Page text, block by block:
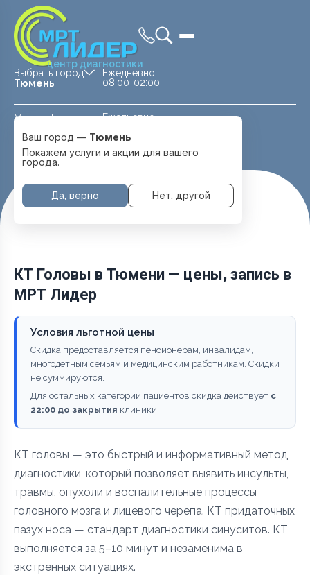
центр диагностики
Выбрать город
Тюмень
Medland —
Тюмень
Ежедневно
08:00-02:00
Ежедневно
Перейти
Ваш город — Тюмень
Покажем услуги и акции для вашего
города.
Да, верно Нет, другой
Главная Услуги и цены Kt-Golovy
КТ Головы в Тюмени — цены, запись в
МРТ Лидер
Условия льготной цены
Скидка предоставляется пенсионерам, инвалидам,
многодетным семьям и медицинским работникам. Скидки
не суммируются.
Для остальных категорий пациентов скидка действует с
22:00 до закрытия клиники.
КТ головы — это быстрый и информативный метод
диагностики, который позволяет выявить инсульты,
травмы, опухоли и воспалительные процессы
головного мозга и лицевого черепа. КТ придаточных
пазух носа — стандарт диагностики синуситов. КТ
выполняется за 5–10 минут и незаменима в
экстренных ситуациях.